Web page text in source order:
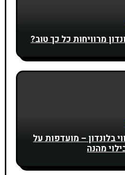
מרוויחות כל כך טוב?
בלונדון – מועדפות על
מהנה